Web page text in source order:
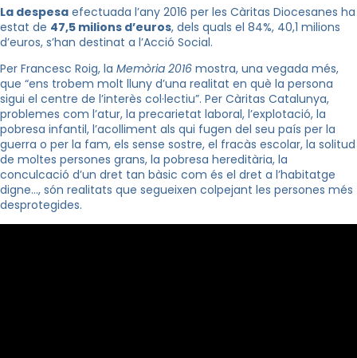
La despesa efectuada l’any 2016 per les Càritas Diocesanes ha
estat de 47,5 milions d’euros, dels quals el 84%, 40,1 milions
d’euros, s’han destinat a l’Acció Social.
Per Francesc Roig, la Memòria 2016 mostra, una vegada més,
que “ens trobem molt lluny d’una realitat en què la persona
sigui el centre de l’interès col·lectiu”. Per Càritas Catalunya,
problemes com l’atur, la precarietat laboral, l’explotació, la
pobresa infantil, l’acolliment als qui fugen del seu país per la
guerra o per la fam, els sense sostre, el fracàs escolar, la solitud
de moltes persones grans, la pobresa hereditària, la
conculcació d’un dret tan bàsic com és el dret a l’habitatge
digne…, són realitats que segueixen colpejant les persones més
desprotegides.